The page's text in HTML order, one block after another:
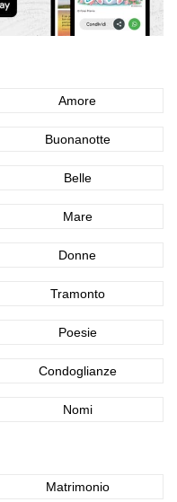
Amore
Buonanotte
Belle
Mare
Donne
Tramonto
Poesie
Condoglianze
Nomi
Matrimonio